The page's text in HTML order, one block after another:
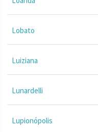
Lobato
Luiziana
Lunardelli
Lupionópolis